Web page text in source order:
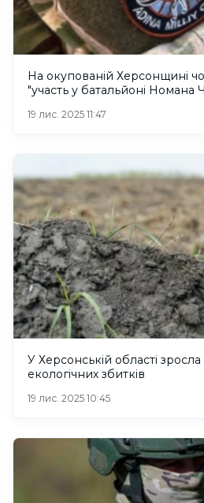
На окупованій Херсонщині
"участь у батальйоні Номана
19 лис. 2025 11:47
У Херсонській області
екологічних збитків
19 лис. 2025 10:45